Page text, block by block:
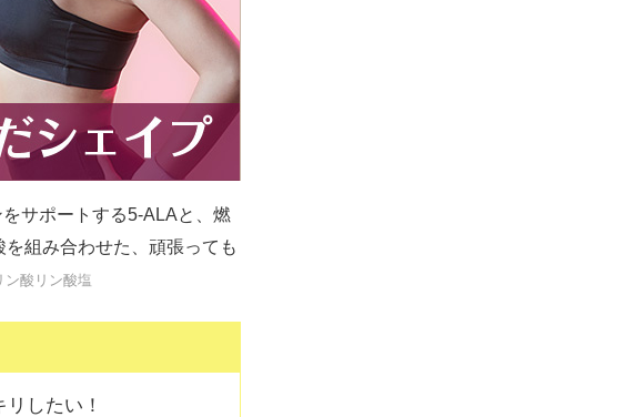
商品について
5-ALAとは？
サービス・ガイド
ご利用ガイド
サポートする5-ALAと、燃
組み合わせた、頑張っても
酸リン酸塩
リしたい！